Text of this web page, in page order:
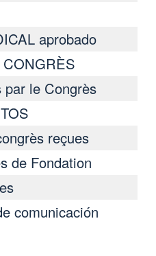
aprobado
par le Congrès
reçues
de Fondation
comunicación